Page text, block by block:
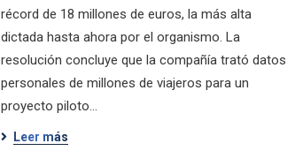
récord de 18 millones de euros, la más alta
dictada hasta ahora por el organismo. La
resolución concluye que la compañía trató datos
personales de millones de viajeros para un
proyecto piloto…
Leer más